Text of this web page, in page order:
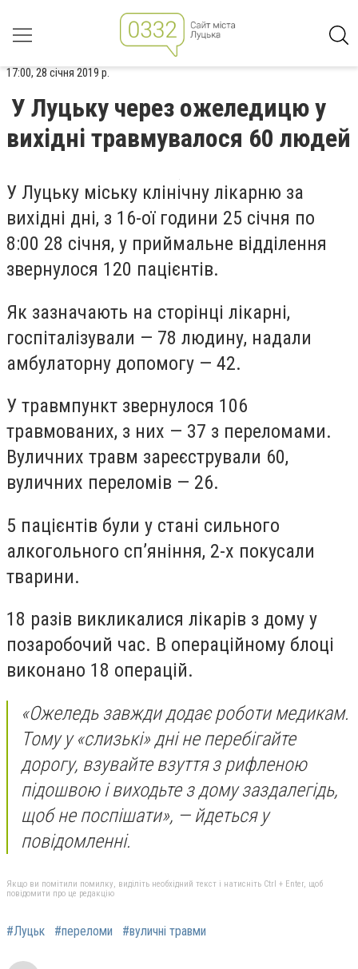
17:00, 28 січня 2019 р.
У Луцьку через ожеледицю у
вихідні травмувалося 60 людей
У Луцьку міську клінічну лікарню за
вихідні дні, з 16-ої години 25 січня по
8:00 28 січня, у приймальне відділення
звернулося 120 пацієнтів.
Як зазначають на сторінці лікарні,
госпіталізували — 78 людину, надали
амбулаторну допомогу — 42.
У травмпункт звернулося 106
травмованих, з них — 37 з переломами.
Вуличних травм зареєстрували 60,
вуличних переломів — 26.
5 пацієнтів були у стані сильного
алкогольного сп’яніння, 2-х покусали
тварини.
18 разів викликалися лікарів з дому у
позаробочий час. В операційному блоці
виконано 18 операцій.
«Ожеледь завжди додає роботи медикам.
Тому у «слизькі» дні не перебігайте
дорогу, взувайте взуття з рифленою
підошвою і виходьте з дому заздалегідь,
щоб не поспішати», — йдеться у
повідомленні.
Якщо ви помітили помилку, виділіть необхідний текст і натисніть Ctrl + Enter, щоб
повідомити про це редакцію
#Луцьк #переломи #вуличні травми